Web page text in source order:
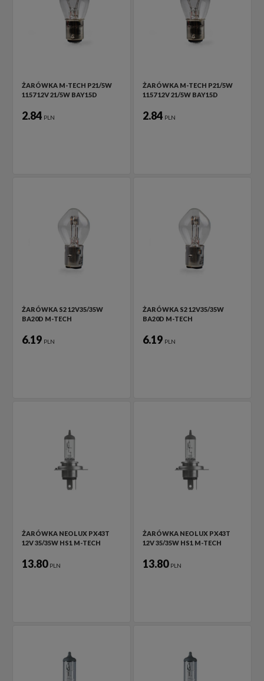
ŻARÓWKA M-TECH P21/5W
1157 12V 21/5W BAY15D
2.84 PLN
ŻARÓWKA M-TECH P21/5W
1157 12V 21/5W BAY15D
2.84 PLN
ŻARÓWKA S2 12V35/35W
BA20D M-TECH
6.19 PLN
ŻARÓWKA S2 12V35/35W
BA20D M-TECH
6.19 PLN
ŻARÓWKA NEOLUX PX43T
12V 35/35W HS1 M-TECH
13.80 PLN
ŻARÓWKA NEOLUX PX43T
12V 35/35W HS1 M-TECH
13.80 PLN